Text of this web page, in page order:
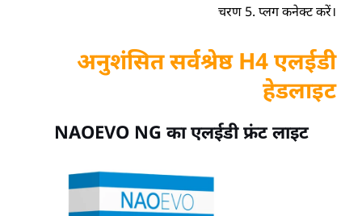
चरण 5. प्लग कनेक्ट करें।
अनुशंसित सर्वश्रेष्ठ H4 एलईडी
हेडलाइट
NAOEVO NG का एलईडी फ्रंट लाइट